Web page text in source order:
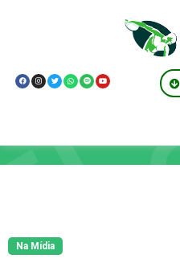
Na Mídia